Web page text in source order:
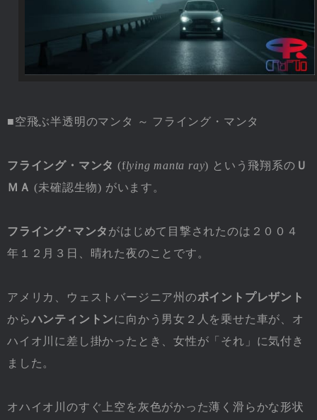
■空飛ぶ半透明のマンタ ～ フライング・マンタ
フライング・マンタ (flying manta ray) という飛翔系の Ｕ
ＭＡ (未確認生物) がいます。
フライング･マンタ がはじめて目撃されたのは２００４
年１２月３日、晴れた夜のことです。
アメリカ、ウェストバージニア州のポイントプレザント
からハンティントンに向かう男女２人を乗せた車が、オ
ハイオ川に差し掛かったとき、女性が「それ」に気付き
ました。
オハイオ川のすぐ上空を灰色がかった薄く滑らかな形状